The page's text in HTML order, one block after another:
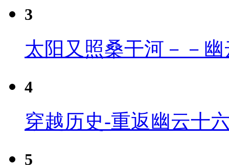
3
太阳又照桑干河－－
4
穿越历史-重返幽云十
5